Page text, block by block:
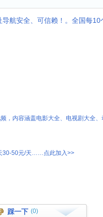
航安全、可信赖！。全国每10
，内容涵盖电影大全、电视剧大全
30-50元/天……点此加入>>
踩一下 (0)